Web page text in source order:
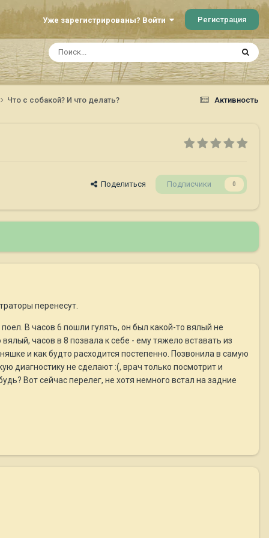
Уже зарегистрированы? Войти Регистрация
Активность
Что с собакой? И что делать?
Поделиться Подписчики 0
перенесут.
В часов 6 пошли гулять, он был какой-то вялый не
часов в 8 позвала к себе - ему тяжело вставать из
и как будто расходится постепенно. Позвонила в самую
диагностику не сделают :(, врач только посмотрит и
Вот сейчас перелег, не хотя немного встал на задние